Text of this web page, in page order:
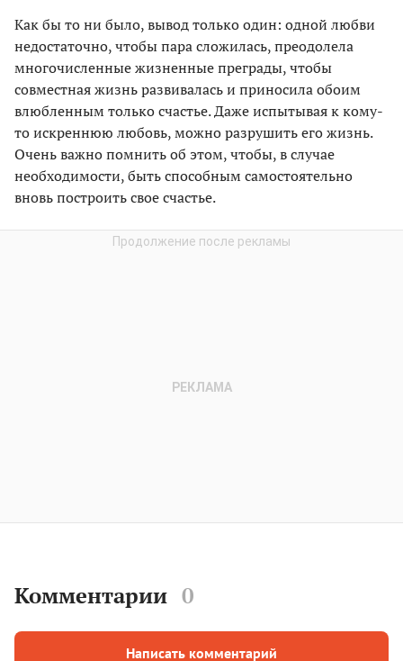
Как бы то ни было, вывод только один: одной любви
недостаточно, чтобы пара сложилась, преодолела
многочисленные жизненные преграды, чтобы
совместная жизнь развивалась и приносила обоим
влюбленным только счастье. Даже испытывая к кому-
то искреннюю любовь, можно разрушить его жизнь.
Очень важно помнить об этом, чтобы, в случае
необходимости, быть способным самостоятельно
вновь построить свое счастье.
Комментарии 0
Написать комментарий